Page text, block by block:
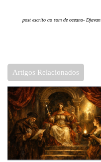
post escrito ao som deoceano- Djavan
Artigos Relacionados